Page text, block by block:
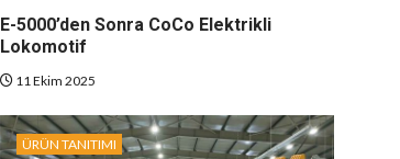
E-5000’den Sonra CoCo Elektrikli
Lokomotif
11 Ekim 2025
ÜRÜN TANITIMI